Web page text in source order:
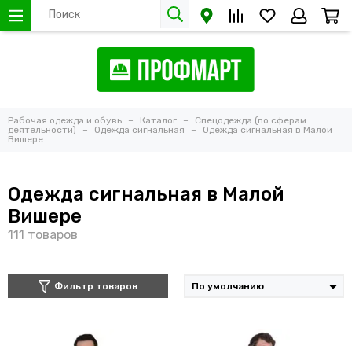
Рабочая одежда и обувь Каталог
Спецодежда (по сферам
деятельности)
Одежда сигнальная
Одежда сигнальная в Малой
Вишере
Одежда сигнальная в Малой
Вишере
Фильтр товаров